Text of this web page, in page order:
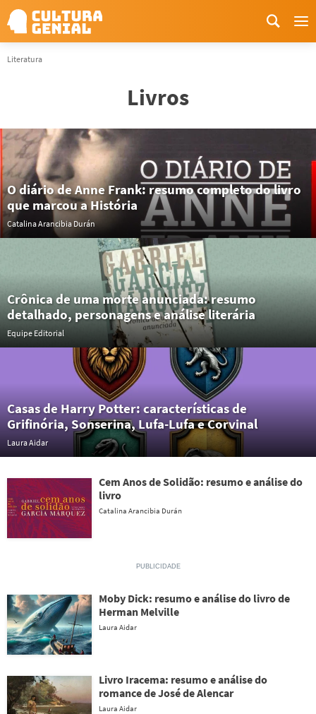
Literatura
Livros
O diário de Anne Frank: resumo completo do livro
que marcou a História
Catalina Arancibia Durán
Crônica de uma morte anunciada: resumo
detalhado, personagens e análise literária
Equipe Editorial
Casas de Harry Potter: características de
Grifinória, Sonserina, Lufa-Lufa e Corvinal
Laura Aidar
Cem Anos de Solidão: resumo e análise do
livro
Catalina Arancibia Durán
Moby Dick: resumo e análise do livro de
Herman Melville
Laura Aidar
Livro Iracema: resumo e análise do
romance de José de Alencar
Laura Aidar